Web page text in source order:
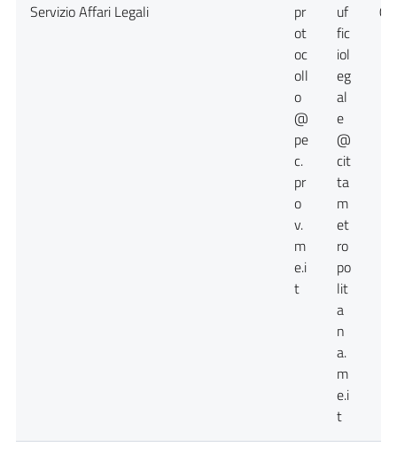
Servizio Affari Legali
pr
ot
oc
oll
o
@
pe
c.
pr
o
v.
m
e.i
t
uf
fic
iol
eg
al
e
@
cit
ta
m
et
ro
po
lit
a
n
a.
m
e.i
t